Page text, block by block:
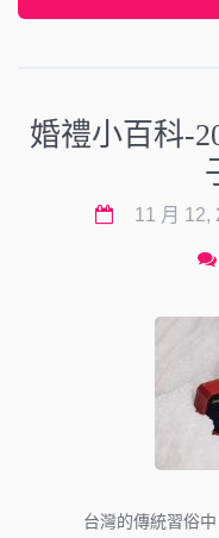
婚禮小百科-
11 月 12,
台灣的傳統習俗